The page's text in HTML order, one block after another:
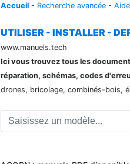
Accueil - Recherche avancée - Aide
UTILISER - INSTALLER -
www.manuels.tech
Ici vous trouvez tous les
réparation, schémas, codes
drones, bricolage, combinés-bois,